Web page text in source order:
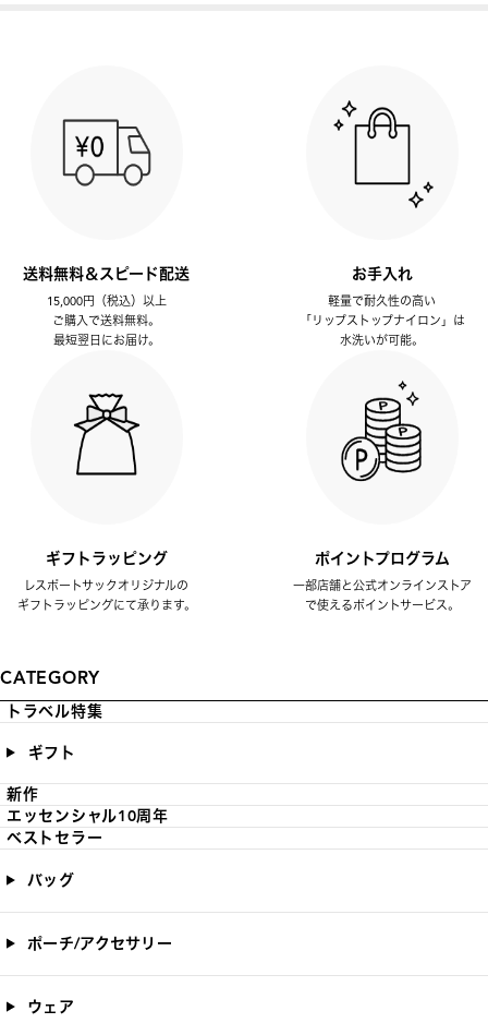
送料無料＆スピード配送
15,000円（税込）以上
ご購入で送料無料。
最短翌日にお届け。
お手入れ
軽量で耐久性の高い
「リップストップナイロン」は
水洗いが可能。
ギフトラッピング
レスポートサックオリジナルの
ギフトラッピングにて承ります。
ポイントプログラム
一部店舗と公式オンラインストア
で使えるポイントサービス。
CATEGORY
トラベル特集
ギフト
新作
エッセンシャル10周年
ベストセラー
バッグ
ポーチ/アクセサリー
ウェア